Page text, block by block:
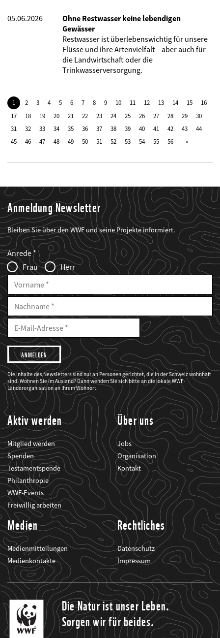
05.06.2026
Ohne Restwasser keine lebendigen
Gewässer
Restwasser ist überlebenswichtig für unsere
Flüsse und ihre Artenvielfalt – aber auch für
die Landwirtschaft oder die
Trinkwasserversorgung.
1 2 3 4 5 6 7 8 9 10 11 12 13 14 15
16
17
18 19 20 21 22 23 24 25 26 27 28 29
30
31
32 33 34 35 36 37 38 39 40 41 42 43
44
45
46 47 48 49 50 51 52 53 54 55 56
Anmeldung Newsletter
Bleiben Sie über den WWF und seine Projekte informiert.
Web2Case
Infofelder
Fieldset
anrede_name
Anrede
Frau
Herr
Vorname
Nachname
E-
Mailadresse
E-
Adresse
Ich
möchte,
dass
der
WWF
mich
über
seine
Projekte
informiert.
Die Inhalte des Newsletters sind nur an Personen gerichtet, die in der Schweiz wohnhaft
sind. Wohnen Sie im Ausland? Dann wenden Sie sich bitte an die lokale WWF-
Länderorganisation an Ihrem Wohnort.
Aktiv werden
Mitglied werden
Spenden
Testamentspende
Philanthropie
WWF-Events
Freiwillig arbeiten
Über uns
Jobs
Organisation
Kontakt
Medien
Medienmitteilungen
Medienkontakte
Rechtliches
Datenschutz
Impressum
Die Natur ist unser Leben.
Sorgen wir für beides.